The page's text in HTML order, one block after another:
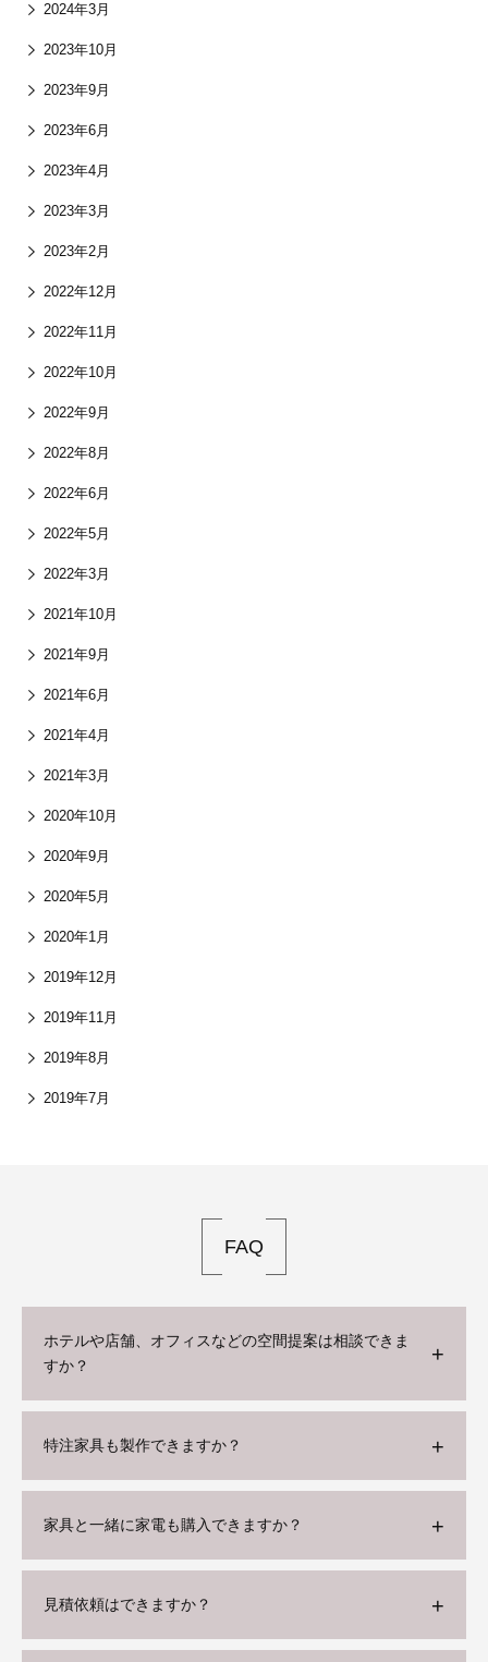
2024年3月
2023年10月
2023年9月
2023年6月
2023年4月
2023年3月
2023年2月
2022年12月
2022年11月
2022年10月
2022年9月
2022年8月
2022年6月
2022年5月
2022年3月
2021年10月
2021年9月
2021年6月
2021年4月
2021年3月
2020年10月
2020年9月
2020年5月
2020年1月
2019年12月
2019年11月
2019年8月
2019年7月
FAQ
ホテルや店舗、オフィスなどの空間提案は相談できま
すか？
特注家具も製作できますか？
家具と一緒に家電も購入できますか？
見積依頼はできますか？